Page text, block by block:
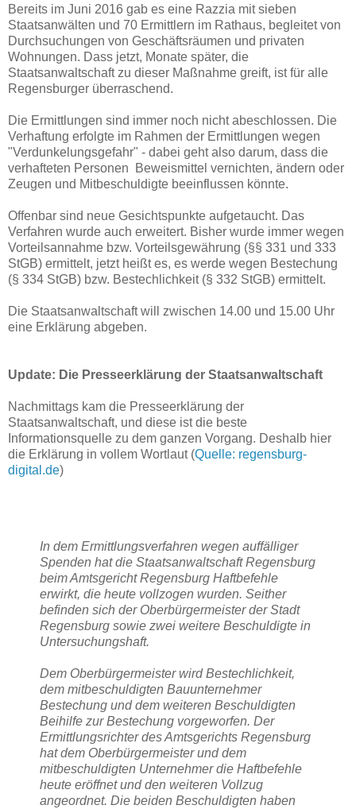
Bereits im Juni 2016 gab es eine Razzia mit sieben
Staatsanwälten und 70 Ermittlern im Rathaus, begleitet von
Durchsuchungen von Geschäftsräumen und privaten
Wohnungen. Dass jetzt, Monate später, die
Staatsanwaltschaft zu dieser Maßnahme greift, ist für alle
Regensburger überraschend.
Die Ermittlungen sind immer noch nicht abeschlossen. Die
Verhaftung erfolgte im Rahmen der Ermittlungen wegen
"Verdunkelungsgefahr" - dabei geht also darum, dass die
verhafteten Personen Beweismittel vernichten, ändern oder
Zeugen und Mitbeschuldigte beeinflussen könnte.
Offenbar sind neue Gesichtspunkte aufgetaucht. Das
Verfahren wurde auch erweitert. Bisher wurde immer wegen
Vorteilsannahme bzw. Vorteilsgewährung (§§ 331 und 333
StGB) ermittelt, jetzt heißt es, es werde wegen Bestechung
(§ 334 StGB) bzw. Bestechlichkeit (§ 332 StGB) ermittelt.
Die Staatsanwaltschaft will zwischen 14.00 und 15.00 Uhr
eine Erklärung abgeben.
Update: Die Presseerklärung der Staatsanwaltschaft
Nachmittags kam die Presseerklärung der
Staatsanwaltschaft, und diese ist die beste
Informationsquelle zu dem ganzen Vorgang. Deshalb hier
die Erklärung in vollem Wortlaut (Quelle: regensburg-
digital.de)
In dem Ermittlungsverfahren wegen auffälliger
Spenden hat die Staatsanwaltschaft Regensburg
beim Amtsgericht Regensburg Haftbefehle
erwirkt, die heute vollzogen wurden. Seither
befinden sich der Oberbürgermeister der Stadt
Regensburg sowie zwei weitere Beschuldigte in
Untersuchungshaft.
Dem Oberbürgermeister wird Bestechlichkeit,
dem mitbeschuldigten Bauunternehmer
Bestechung und dem weiteren Beschuldigten
Beihilfe zur Bestechung vorgeworfen. Der
Ermittlungsrichter des Amtsgerichts Regensburg
hat dem Oberbürgermeister und dem
mitbeschuldigten Unternehmer die Haftbefehle
heute eröffnet und den weiteren Vollzug
angeordnet. Die beiden Beschuldigten haben